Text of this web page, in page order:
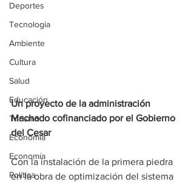
Deportes
Tecnologia
Ambiente
Cultura
Salud
Educación
Turismo
Economía
Economía
Política
Un proyecto de la administración
Machado cofinanciado por el Gobierno
del Cesar
Con la instalación de la primera piedra
en la obra de optimización del sistema